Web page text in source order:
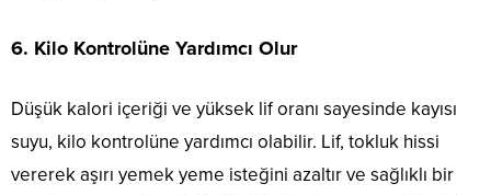
6. Kilo Kontrolüne Yardımcı Olur
Düşük kalori içeriği ve yüksek lif oranı sayesinde kayısı
suyu, kilo kontrolüne yardımcı olabilir. Lif, tokluk hissi
vererek aşırı yemek yeme isteğini azaltır ve sağlıklı bir